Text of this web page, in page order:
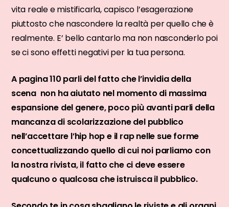
vita reale e mistificarla, capisco l’esagerazione
piuttosto che nascondere la realtà per quello che è
realmente. E’ bello cantarlo ma non nasconderlo poi
se ci sono effetti negativi per la tua persona.
A pagina 110 parli del fatto che l’invidia della
scena non ha aiutato nel momento di massima
espansione del genere, poco più avanti parli della
mancanza di scolarizzazione del pubblico
nell’accettare l’hip hop e il rap nelle sue forme
concettualizzando quello di cui noi parliamo con
la nostra rivista, il fatto che ci deve essere
qualcuno o qualcosa che istruisca il pubblico.